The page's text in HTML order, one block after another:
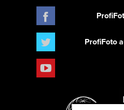
ProfiFoto